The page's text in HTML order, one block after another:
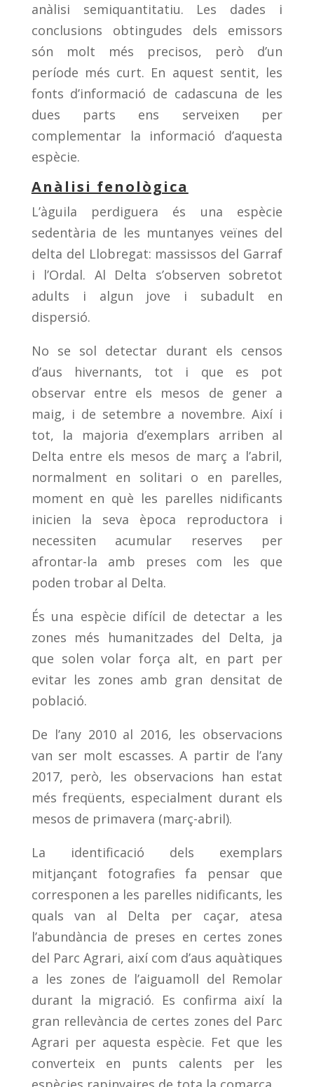
anàlisi semiquantitatiu. Les dades i
conclusions obtingudes dels emissors
són molt més precisos, però d’un
període més curt. En aquest sentit, les
fonts d’informació de cadascuna de les
dues parts ens serveixen per
complementar la informació d’aquesta
espècie.
Anàlisi fenològica
L’àguila perdiguera és una espècie
sedentària de les muntanyes veïnes del
delta del Llobregat: massissos del Garraf
i l’Ordal. Al Delta s’observen sobretot
adults i algun jove i subadult en
dispersió.
No se sol detectar durant els censos
d’aus hivernants, tot i que es pot
observar entre els mesos de gener a
maig, i de setembre a novembre. Així i
tot, la majoria d’exemplars arriben al
Delta entre els mesos de març a l’abril,
normalment en solitari o en parelles,
moment en què les parelles nidificants
inicien la seva època reproductora i
necessiten acumular reserves per
afrontar-la amb preses com les que
poden trobar al Delta.
És una espècie difícil de detectar a les
zones més humanitzades del Delta, ja
que solen volar força alt, en part per
evitar les zones amb gran densitat de
població.
De l’any 2010 al 2016, les observacions
van ser molt escasses. A partir de l’any
2017, però, les observacions han estat
més freqüents, especialment durant els
mesos de primavera (març-abril).
La identificació dels exemplars
mitjançant fotografies fa pensar que
corresponen a les parelles nidificants, les
quals van al Delta per caçar, atesa
l’abundància de preses en certes zones
del Parc Agrari, així com d’aus aquàtiques
a les zones de l’aiguamoll del Remolar
durant la migració. Es confirma així la
gran rellevància de certes zones del Parc
Agrari per aquesta espècie. Fet que les
converteix en punts calents per les